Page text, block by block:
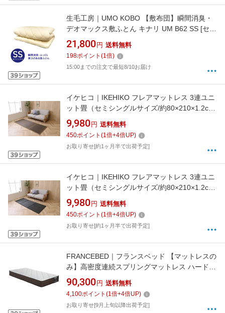
生毛工房｜UMO KOBO 【敷布団】瞬間消臭・
デオマックス敷ふとん キナリ UM B62 SS [セミ
シングルサイズ]
21,800 円 送料無料
198ポイント (1倍)
15:00までの注文で最短8/10お届け
イケヒコ｜IKEHIKO フレアマットレス 3連ユニ
ット畳（セミシングルサイズ/約80×210×1.2cm/
ブラウン）
9,980 円 送料無料
450ポイント (1倍+4倍UP)
お取り寄せ[約1ヶ月半で出荷予定]
イケヒコ｜IKEHIKO フレアマットレス 3連ユニ
ット畳（セミシングルサイズ/約80×210×1.2cm/
ブラック）
9,980 円 送料無料
450ポイント (1倍+4倍UP)
お取り寄せ[約1ヶ月半で出荷予定]
FRANCEBED｜フランスベッド 【マットレスの
み】高密度連続スプリングマットレス ハード
ホワイト MW200a HARD SS [セミシングルサ
イズ]【キャンセル・返品不可】
90,300 円 送料無料
4,100ポイント (1倍+4倍UP)
お取り寄せ[9月上旬以降出荷予定]